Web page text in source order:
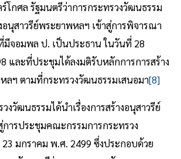
โกศล รัฐมนตรีว่าการกระทรวงวัฒนธรรม
อนุสาวรีย์พระยาพหลฯ เข้าสู่การพิจารณา
จอมพล ป. เป็นประธาน ในวันที่ 28
และที่ประชุมได้ลงมติรับหลักการการสร้าง
ลฯ ตามที่กระทรวงวัฒนธรรมเสนอมา[8]
งวัฒนธรรมได้นำเรื่องการสร้างอนุสาวรีย์
ารประชุมคณะกรรมการกระทรวง
มกราคม พ.ศ. 2499 ซึ่งประกอบด้วย